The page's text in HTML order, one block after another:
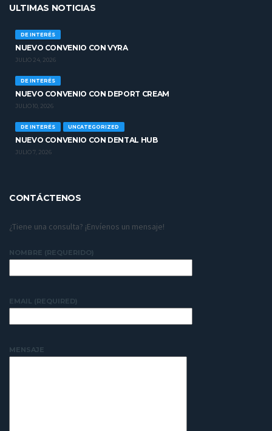
ULTIMAS NOTICIAS
DE INTERÉS
NUEVO CONVENIO CON VYRA
JULIO 24, 2026
DE INTERÉS
NUEVO CONVENIO CON DEPORT CREAM
JULIO 10, 2026
DE INTERÉS UNCATEGORIZED
NUEVO CONVENIO CON DENTAL HUB
JULIO 7, 2026
CONTÁCTENOS
¿Tiene una consulta? ¡Envíenos un mensaje!
NOMBRE (REQUERIDO)
EMAIL (REQUIRED)
MENSAJE